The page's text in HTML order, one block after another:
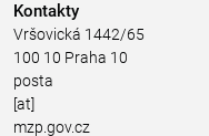
Kontakty
Vršovická 1442/65
100 10 Praha 10
posta
[at]
mzp.gov.cz